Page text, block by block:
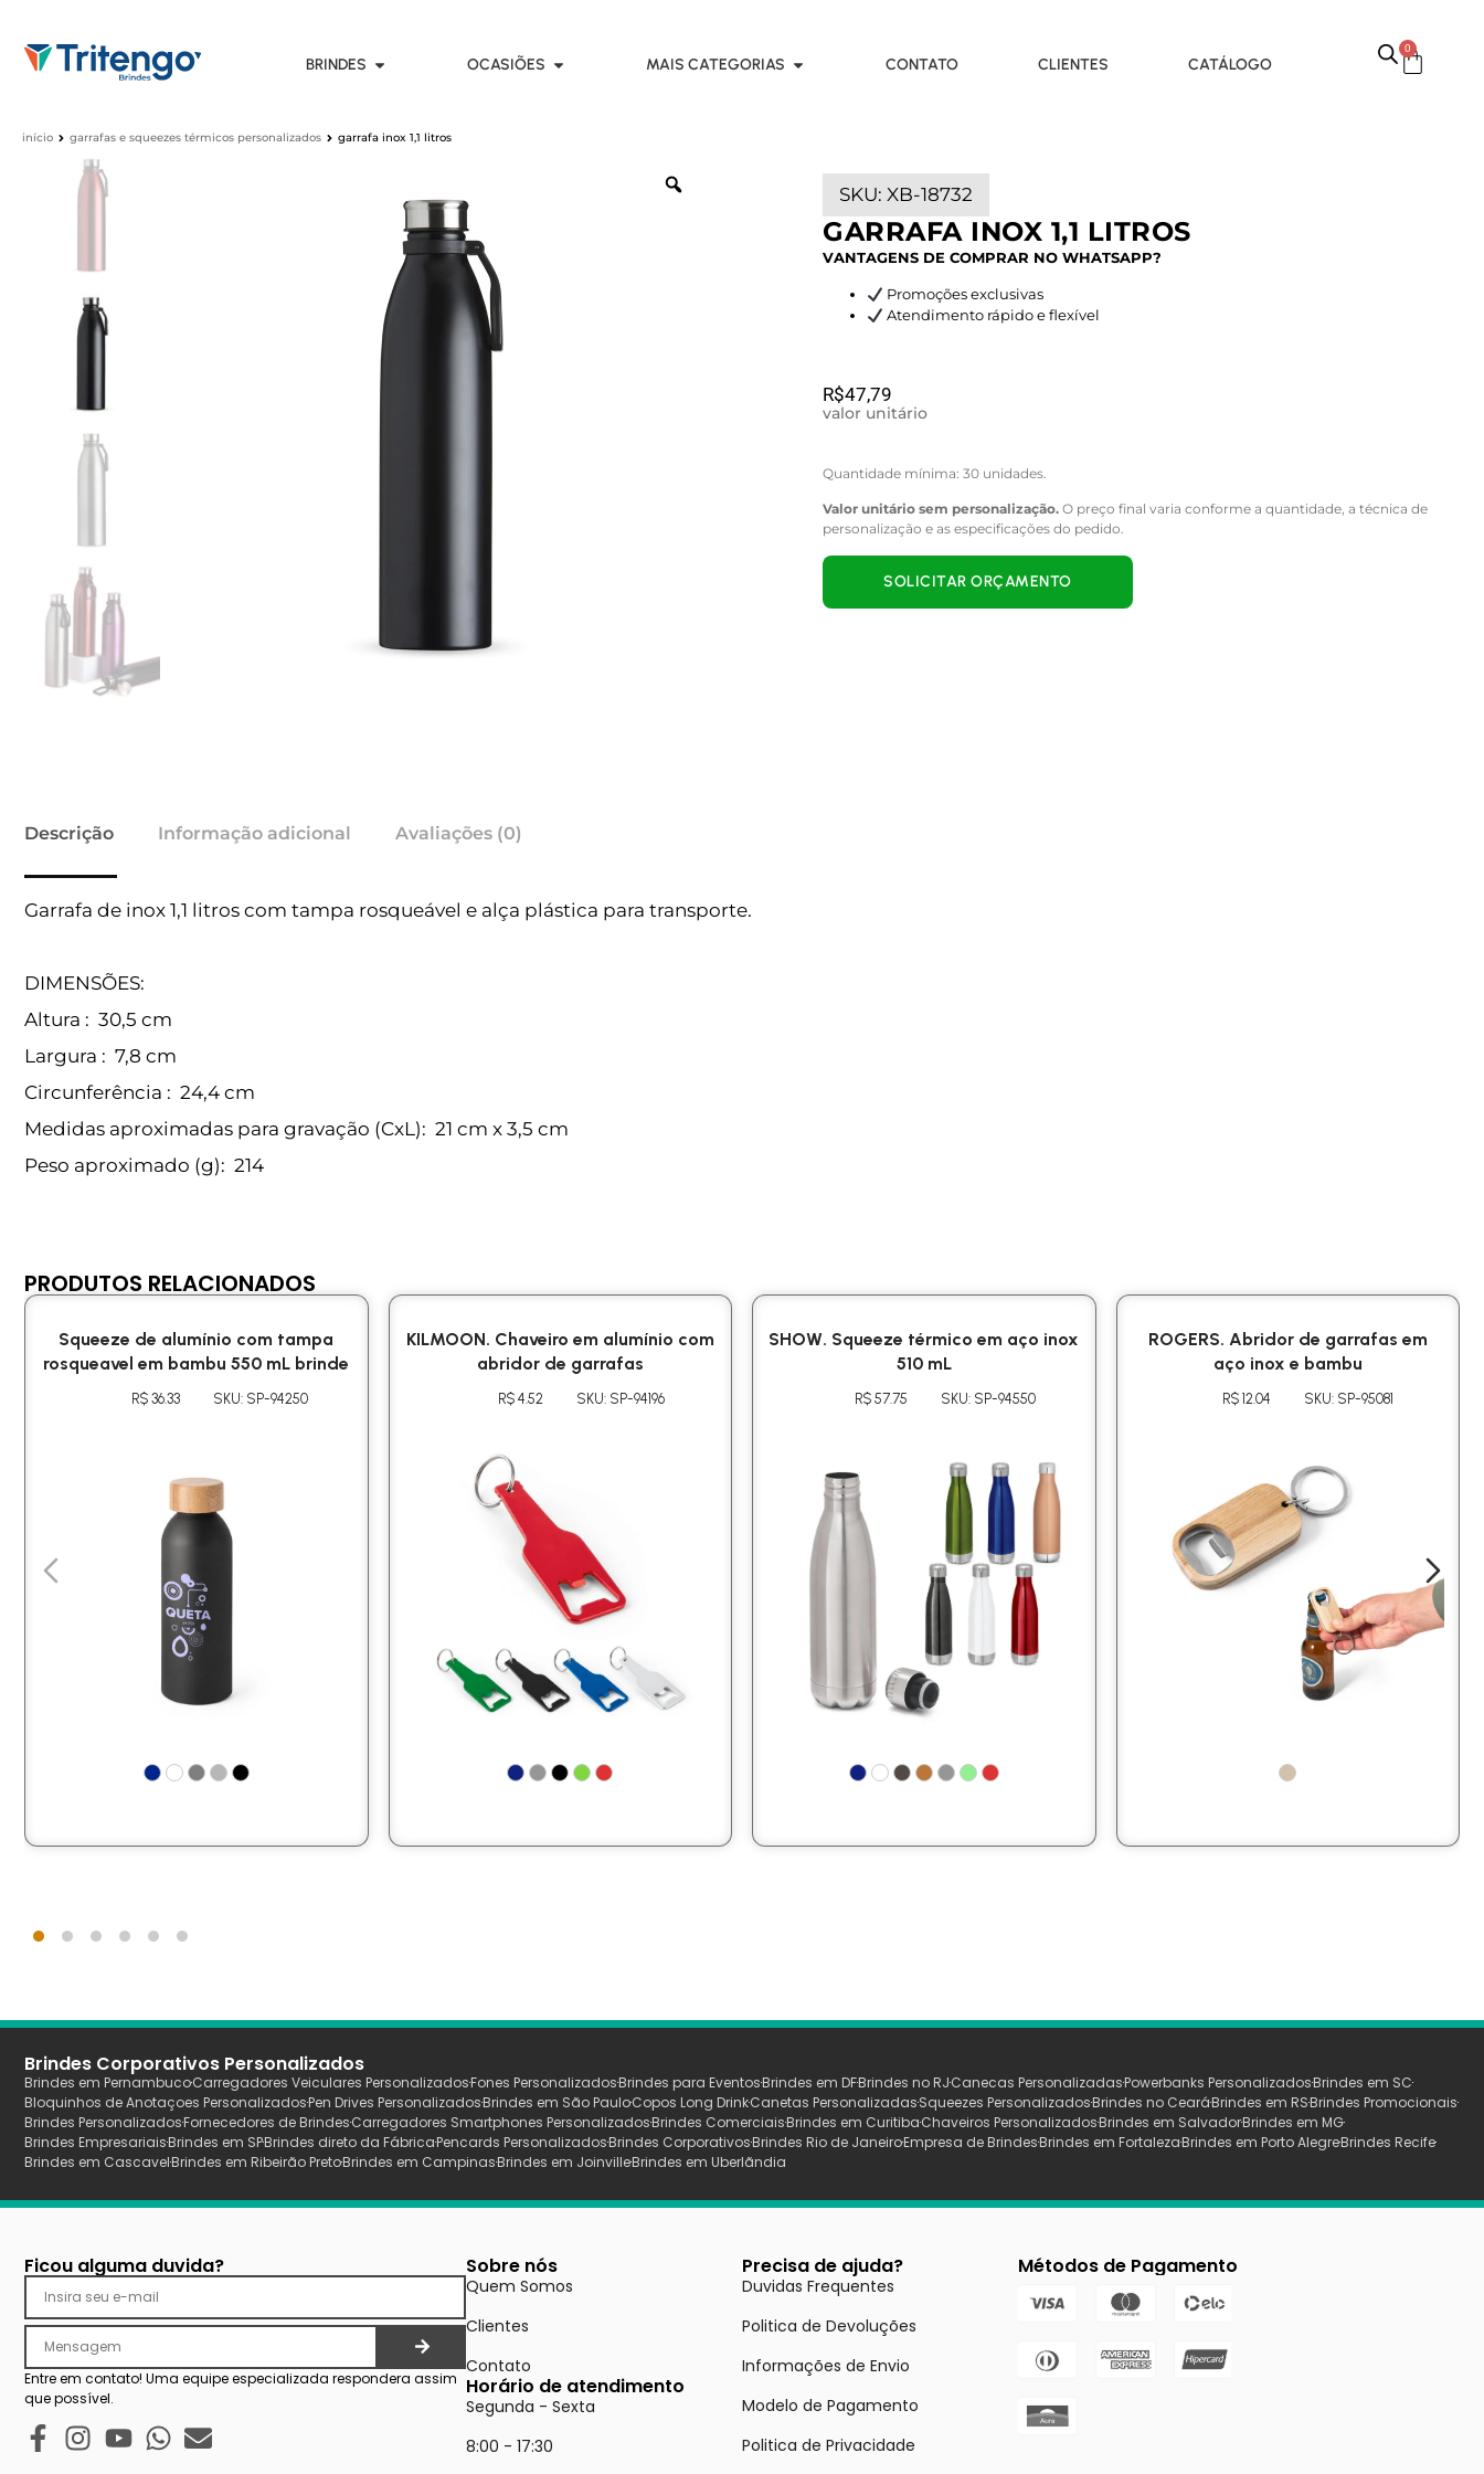
BRINDES OCASIÕES MAIS CATEGORIAS CONTATO CLIENTES CATÁLOGO
0
início garrafas e squeezes térmicos personalizados garrafa inox 1,1 litros
SKU: XB-18732
GARRAFA INOX 1,1 LITROS
VANTAGENS DE COMPRAR NO WHATSAPP?
Promoções exclusivas
Atendimento rápido e flexível
R$47,79
valor unitário
Quantidade mínima: 30 unidades.
Valor unitário sem personalização. O preço final varia conforme a quantidade, a técnica de
personalização e as especificações do pedido.
SOLICITAR ORÇAMENTO
Descrição Informação adicional Avaliações (0)
Garrafa de inox 1,1 litros com tampa rosqueável e alça plástica para transporte.
DIMENSÕES:
Altura : 30,5 cm
Largura : 7,8 cm
Circunferência : 24,4 cm
Medidas aproximadas para gravação (CxL): 21 cm x 3,5 cm
Peso aproximado (g): 214
PRODUTOS RELACIONADOS
Squeeze de alumínio com tampa
rosqueavel em bambu 550 mL brinde
R$ 36.33 SKU: SP-94250
KILMOON. Chaveiro em alumínio com
abridor de garrafas
R$ 4.52 SKU: SP-94196
SHOW. Squeeze térmico em aço inox
510 mL
R$ 57.75 SKU: SP-94550
ROGERS. Abridor de garrafas em
aço inox e bambu
R$ 12.04 SKU: SP-95081
Brindes Corporativos Personalizados
Brindes em PernambucoCarregadores Veiculares PersonalizadosFones PersonalizadosBrindes para EventosBrindes em DFBrindes no RJCanecas PersonalizadasPowerbanks PersonalizadosBrindes em SC
Bloquinhos de Anotaçoes PersonalizadosPen Drives PersonalizadosBrindes em São PauloCopos Long DrinkCanetas PersonalizadasSqueezes PersonalizadosBrindes no CearáBrindes em RSBrindes Promocionais
Brindes PersonalizadosFornecedores de BrindesCarregadores Smartphones PersonalizadosBrindes ComerciaisBrindes em CuritibaChaveiros PersonalizadosBrindes em SalvadorBrindes em MG
Brindes EmpresariaisBrindes em SPBrindes direto da FábricaPencards PersonalizadosBrindes CorporativosBrindes Rio de JaneiroEmpresa de BrindesBrindes em FortalezaBrindes em Porto AlegreBrindes Recife
Brindes em CascavelBrindes em Ribeirão PretoBrindes em CampinasBrindes em JoinvilleBrindes em Uberlãndia
Ficou alguma duvida?
Entre em contato! Uma equipe especializada respondera assim
que possível.
Sobre nós
Quem Somos
Clientes
Contato
Horário de atendimento
Segunda - Sexta
8:00 - 17:30
Precisa de ajuda?
Duvidas Frequentes
Politica de Devoluções
Informações de Envio
Modelo de Pagamento
Politica de Privacidade
Métodos de Pagamento